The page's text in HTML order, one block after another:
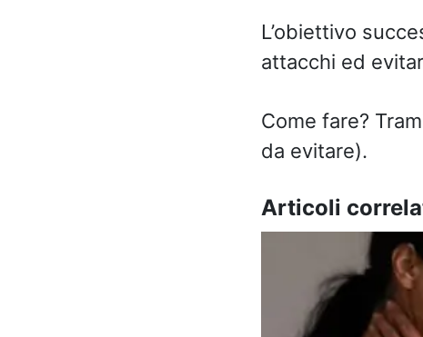
L’obiettivo
attacchi ed
Come fare?
da evitare).
Articoli